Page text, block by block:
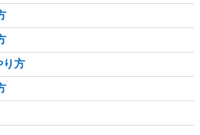
り方